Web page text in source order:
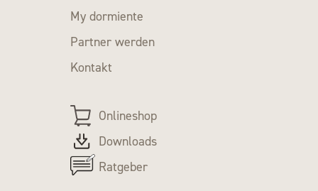
My dormiente
Partner werden
Kontakt
Onlineshop
Downloads
Ratgeber